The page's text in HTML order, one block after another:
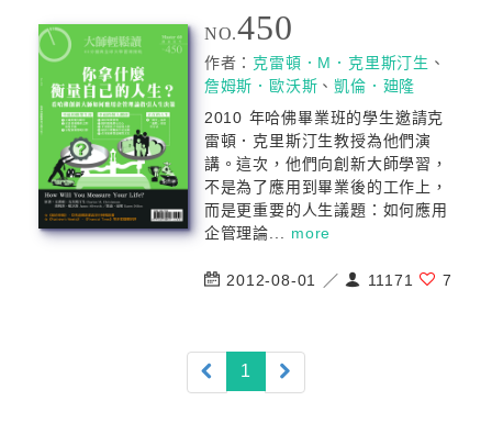
NO.450
作者： 克雷頓．M．克里斯汀生 、
詹姆斯．歐沃斯 、凱倫．廸隆
2010 年哈佛畢業班的學生邀請克
雷頓．克里斯汀生教授為他們演
講。這次，他們向創新大師學習，
不是為了應用到畢業後的工作上，
而是更重要的人生議題：如何應用
企管理論... more
2012-08-01 ／ 11171 7
1 (current)